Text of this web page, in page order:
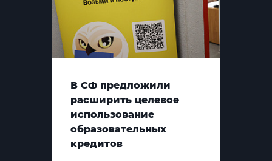
В СФ предложили
расширить целевое
использование
образовательных
кредитов